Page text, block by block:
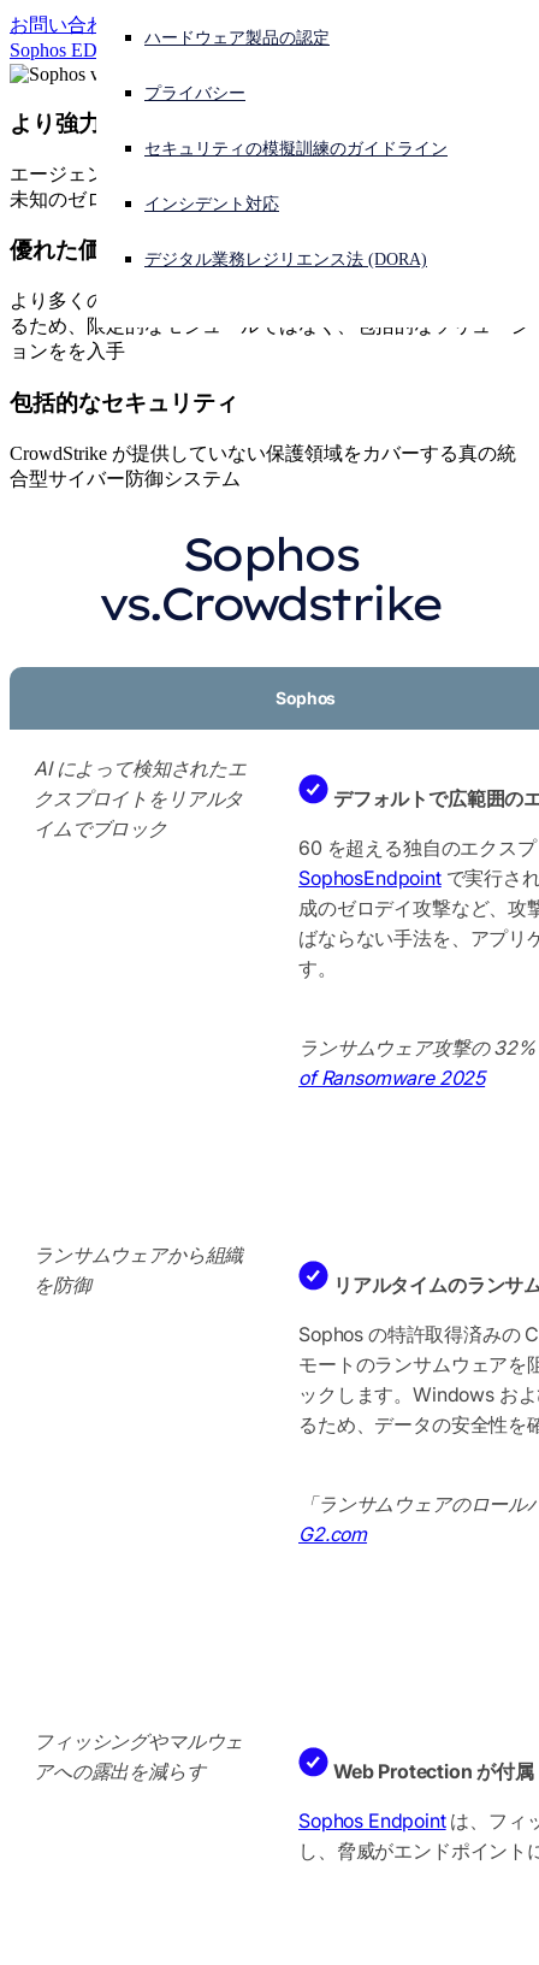
サイバー攻撃を受けている場合、連絡先はこちら
サインイン
日本語 Open language switcher
ハードウェア製品の認定
プライバシー
セキュリティの模擬訓練のガイドライン
インシデント対応
デジタル業務レジリエンス法 (DORA)
お問い合わせ
Sophos EDR の評価
より強力な保護
エージェント型 AI の攻撃速度に合わせた多層防御により、
未知のゼロデイ攻撃を阻止
優れた価値
より多くの機能が標準搭載され、高額なアドオンが不要にな
るため、限定的なモジュールではなく、包括的なソリューシ
ョンをを入手
包括的なセキュリティ
CrowdStrike が提供していない保護領域をカバーする真の統
合型サイバー防御システム
Sophos
vs.Crowdstrike
Sophos
AI によって検知されたエ
クスプロイトをリアルタ
イムでブロック
デフォルトで広範囲の
60 を超える独自のエクス
SophosEndpointで実行さ
成のゼロデイ攻撃など、攻
ばならない手法を、アプリ
す。
ランサムウェア攻撃の
of Ransomware 2025
ランサムウェアから組織
を防御
リアルタイムのランサ
Sophos の特許取得済みの
モートのランサムウェアを
ックします。Windows お
るため、データの安全性を
「ランサムウェアのロー
G2.com
フィッシングやマルウェ
アへの露出を減らす
Web Protection が付属
Sophos Endpointは、フィ
し、脅威がエンドポイント